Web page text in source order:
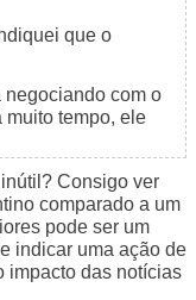
que o
negociando com o
tempo, ele
Consigo ver
comparado a um
pode ser um
indicar uma ação de
impacto das notícias